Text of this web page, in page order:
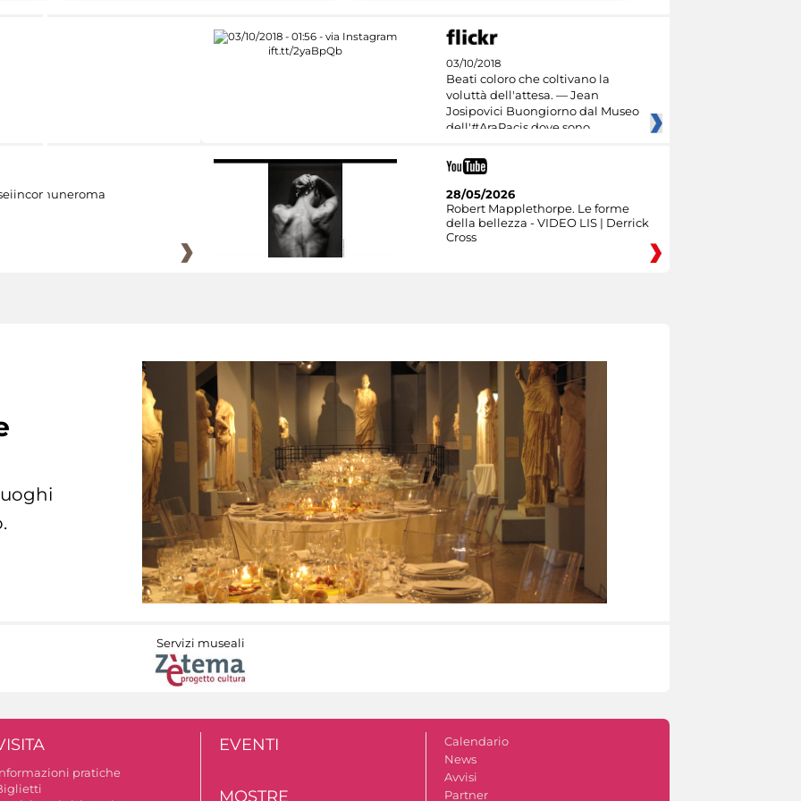
03/10/2018
Beati coloro che coltivano la
voluttà dell'attesa. — Jean
Josipovici Buongiorno dal Museo
dell'#AraPacis dove sono
28/05/2026
Robert Mapplethorpe. Le forme
della bellezza - VIDEO LIS | Derrick
Cross
Servizi museali
pratiche
EVENTI
MOSTRE
Calendario
News
Avvisi
Partner